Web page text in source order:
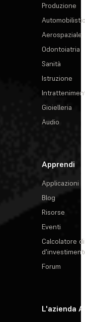
Produzione
Aerospaziale
Odontoiatria
Sanità
Istruzione
Gioielleria
Audio
Apprendi
Applicazioni
Blog
Risorse
Eventi
Calcolatore
Forum
L'azienda